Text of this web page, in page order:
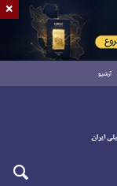
آرشیو
×